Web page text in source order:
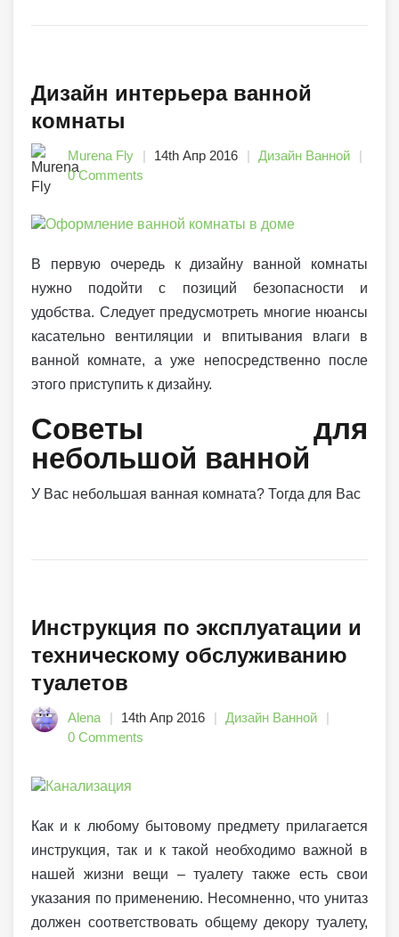
Дизайн интерьера ванной
комнаты
Murena Fly 14th Апр 2016
Дизайн Ванной
0 Comments
В первую очередь к дизайну ванной комнаты
нужно подойти с позиций безопасности и
удобства. Следует предусмотреть многие нюансы
касательно вентиляции и впитывания влаги в
ванной комнате, а уже непосредственно после
этого приступить к дизайну.
Советы для
небольшой ванной
У Вас небольшая ванная комната? Тогда для Вас
Инструкция по эксплуатации и
техническому обслуживанию
туалетов
Alena 14th Апр 2016
Дизайн Ванной
0 Comments
Как и к любому бытовому предмету прилагается
инструкция, так и к такой необходимо важной в
нашей жизни вещи – туалету также есть свои
указания по применению. Несомненно, что унитаз
должен соответствовать общему декору туалету,